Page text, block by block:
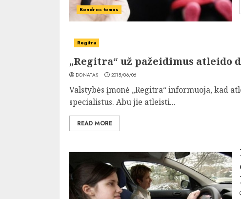
Bendros temos
Regitra
„Regitra“ už pažeidimus atleido
DONATAS 2015/06/06
Valstybės įmonė „Regitra“ informuoja, kad
specialistus. Abu jie atleisti...
READ MORE